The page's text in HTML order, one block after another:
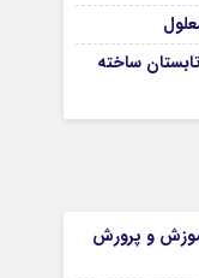
ساخته
و پرورش